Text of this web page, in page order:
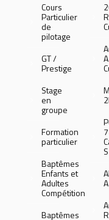
Cours
Particulier
de
pilotage
GT /
Prestige
Stage
en
groupe
Formation
particulier
Baptêmes
Enfants et
Adultes
Compétition
Baptêmes
S